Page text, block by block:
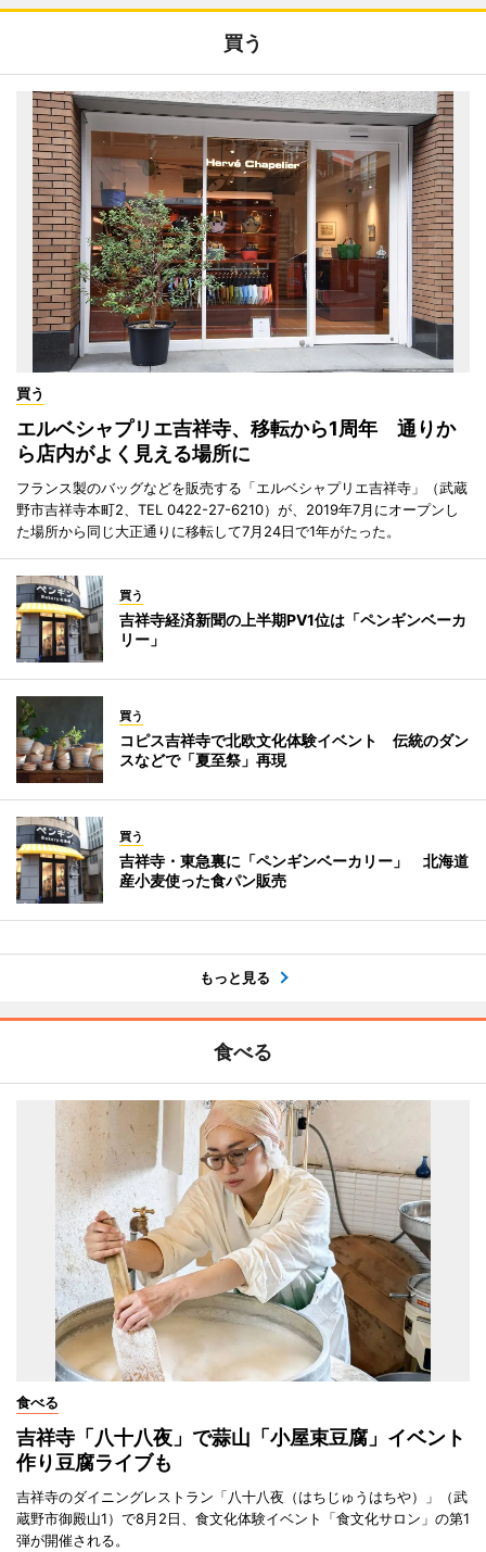
買う
買う
エルベシャプリエ吉祥寺、移転から1周年 通りか
ら店内がよく見える場所に
フランス製のバッグなどを販売する「エルベシャプリエ吉祥寺」（武蔵
野市吉祥寺本町2、TEL 0422-27-6210）が、2019年7月にオープンし
た場所から同じ大正通りに移転して7月24日で1年がたった。
買う
吉祥寺経済新聞の上半期PV1位は「ペンギンベーカ
リー」
買う
コピス吉祥寺で北欧文化体験イベント 伝統のダン
スなどで「夏至祭」再現
買う
吉祥寺・東急裏に「ペンギンベーカリー」 北海道
産小麦使った食パン販売
もっと見る
食べる
食べる
吉祥寺「八十八夜」で蒜山「小屋束豆腐」イベント
作り豆腐ライブも
吉祥寺のダイニングレストラン「八十八夜（はちじゅうはちや）」（武
蔵野市御殿山1）で8月2日、食文化体験イベント「食文化サロン」の第1
弾が開催される。